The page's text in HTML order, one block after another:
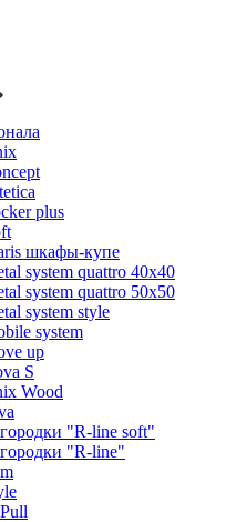
plus
шкафы-купе
system quattro 40x40
system quattro 50x50
system style
system
up
S
Wood
"R-line soft"
"R-line"